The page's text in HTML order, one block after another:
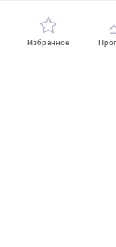
Избранное